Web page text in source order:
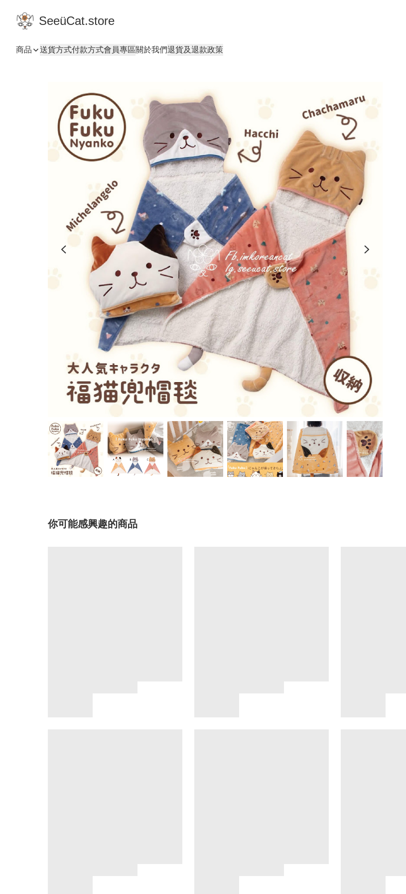
SeeüCat.store
商品 送貨方式付款方式會員專區關於我們退貨及退款政策
你可能感興趣的商品